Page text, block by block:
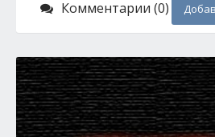
Комментарии (0)